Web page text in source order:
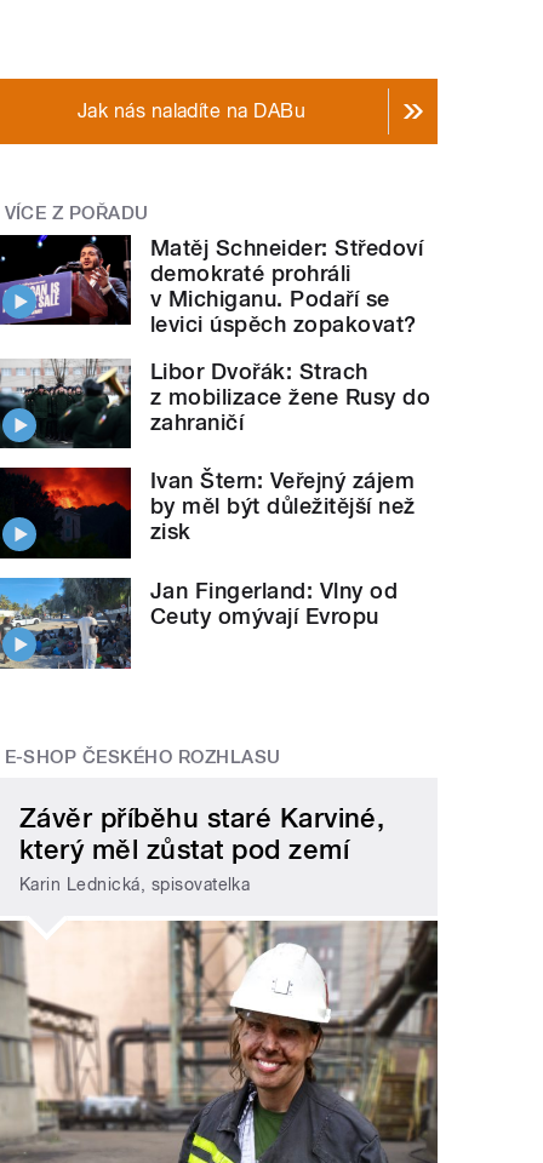
Jak nás naladíte na DABu
VÍCE Z POŘADU
Matěj Schneider: Středoví
demokraté prohráli
v Michiganu. Podaří se
levici úspěch zopakovat?
Libor Dvořák: Strach
z mobilizace žene Rusy do
zahraničí
Ivan Štern: Veřejný zájem
by měl být důležitější než
zisk
Jan Fingerland: Vlny od
Ceuty omývají Evropu
E-SHOP ČESKÉHO ROZHLASU
Závěr příběhu staré Karviné,
který měl zůstat pod zemí
Karin Lednická, spisovatelka